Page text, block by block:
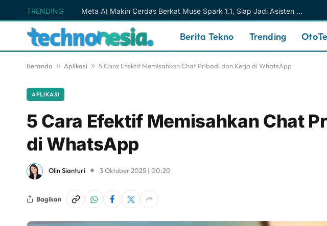
TRENDING Meta AI Makin Cerdas Berkat Muse Spark 1.1, Siap Jadi Asisten AI Personal yang Lebih Intuitif
Berita Tekno Trending
Beranda » Aplikasi » 5 Cara Efektif Memisahkan Chat Pribadi dan Kerja di WhatsApp
APLIKASI
5 Cara Efektif Memisahkan Chat
di WhatsApp
Olin Sianturi 3 Oktober 2025 | 00:20
Bagikan